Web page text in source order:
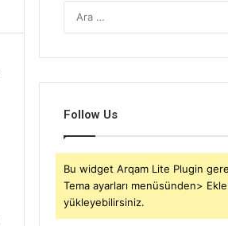
Follow Us
Bu widget Arqam Lite Plugin
Tema ayarları menüsünden>
yükleyebilirsiniz.